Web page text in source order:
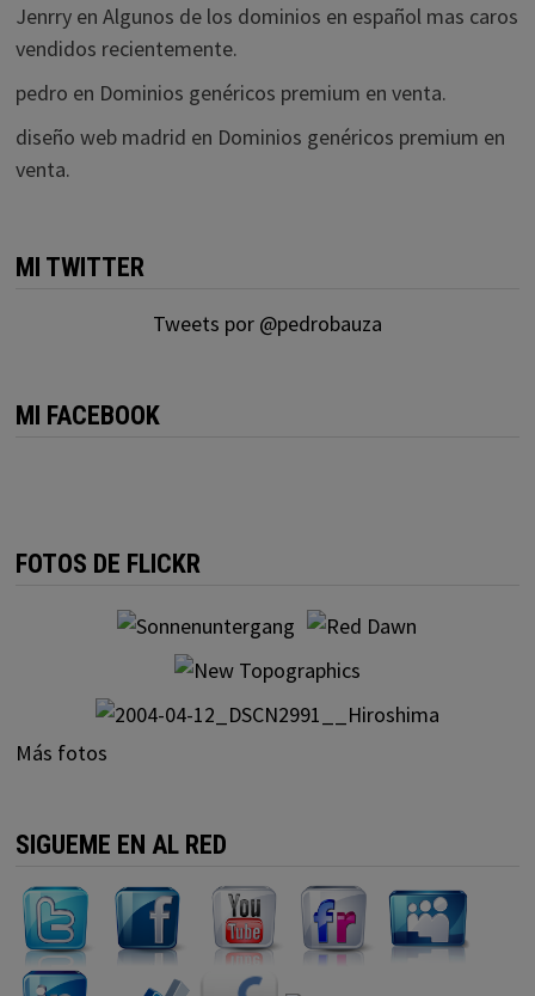
Jenrryen Algunos de los dominios en español mas caros
vendidos recientemente.
pedro en Dominios genéricos premium en venta.
diseño web madrid en Dominios genéricos premium en
venta.
MI TWITTER
Tweets por @pedrobauza
MI FACEBOOK
FOTOS DE FLICKR
Más fotos
SIGUEME EN AL RED